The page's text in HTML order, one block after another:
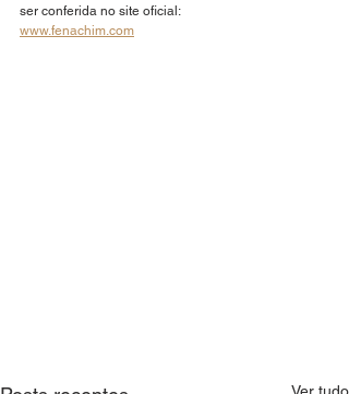
ser conferida no site oficial:
www.fenachim.com